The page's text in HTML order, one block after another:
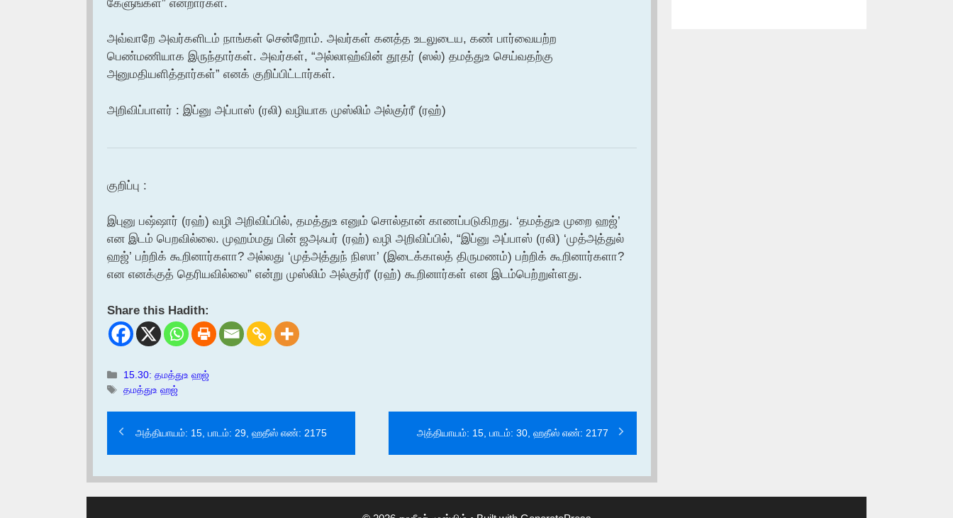
கேளுங்கள்” என்றார்கள்.
அவ்வாறே அவர்களிடம் நாங்கள் சென்றோம். அவர்கள் கனத்த உடலுடைய, கண் பார்வையற்ற
பெண்மணியாக இருந்தார்கள். அவர்கள், “அல்லாஹ்வின் தூதர் (ஸல்) தமத்துஉ செய்வதற்கு
அனுமதியளித்தார்கள்” எனக் குறிப்பிட்டார்கள்.
அறிவிப்பாளர் : இப்னு அப்பாஸ் (ரலி) வழியாக முஸ்லிம் அல்குர்ரீ (ரஹ்)
குறிப்பு :
இபுனு பஷ்ஷார் (ரஹ்) வழி அறிவிப்பில், தமத்துஉ எனும் சொல்தான் காணப்படுகிறது. ‘தமத்துஉ முறை ஹஜ்’
என இடம் பெறவில்லை. முஹம்மது பின் ஜஅஃபர் (ரஹ்) வழி அறிவிப்பில், “இப்னு அப்பாஸ் (ரலி) ‘முத்அத்துல்
ஹஜ்’ பற்றிக் கூறினார்களா? அல்லது ‘முத்அத்துந் நிஸா’ (இடைக்காலத் திருமணம்) பற்றிக் கூறினார்களா?
என எனக்குத் தெரியவில்லை” என்று முஸ்லிம் அல்குர்ரீ (ரஹ்) கூறினார்கள் என இடம்பெற்றுள்ளது.
Share this Hadith:
Categories
15.30: தமத்துஉ ஹஜ்
Tags
தமத்துஉ ஹஜ்
அத்தியாயம்: 15, பாடம்: 29, ஹதீஸ் எண்: 2175 அத்தியாயம்: 15, பாடம்: 30, ஹதீஸ் எண்: 2177